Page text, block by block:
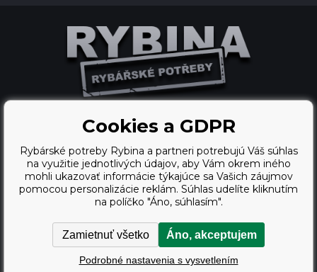
Copyright © 2009 - 2026,
Rybárské potreby Rybina
Ecommerce solutions
BINARGON.cz
webdesign
Vortex Vision.cz
Cookies a GDPR
Rybárské potreby Rybina a partneri potrebujú Váš súhlas
na využitie jednotlivých údajov, aby Vám okrem iného
mohli ukazovať informácie týkajúce sa Vašich záujmov
pomocou personalizácie reklám. Súhlas udelíte kliknutím
na políčko "Áno, súhlasím".
Zamietnuť všetko Áno, akceptujem
Podrobné nastavenia s vysvetlením